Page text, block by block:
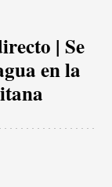
| Se
en la